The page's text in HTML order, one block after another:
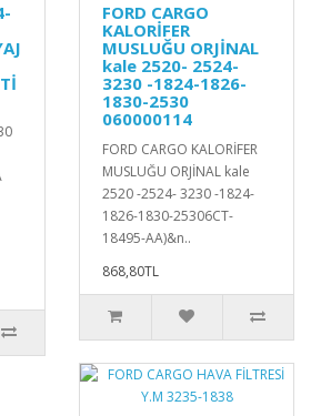
FORD CARGO
KALORİFER
MUSLUĞU ORJİNAL
kale 2520- 2524-
3230 -1824-1826-
1830-2530
060000114
FORD CARGO KALORİFER
MUSLUĞU ORJİNAL kale
2520 -2524- 3230 -1824-
1826-1830-25306CT-
18495-AA)&n..
868,80TL